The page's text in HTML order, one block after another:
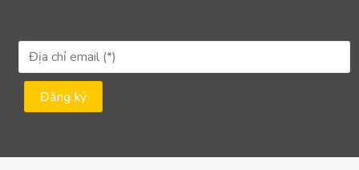
Máy lọc nước bán công nghiệp 75l/h không chỉ đảm
bảo chất lượng nước sạch mà còn mang lại nhiều lợi
ích khác nhau cho doanh nghiệp. Thông tin chi tiết
sản phẩm bao gồm: